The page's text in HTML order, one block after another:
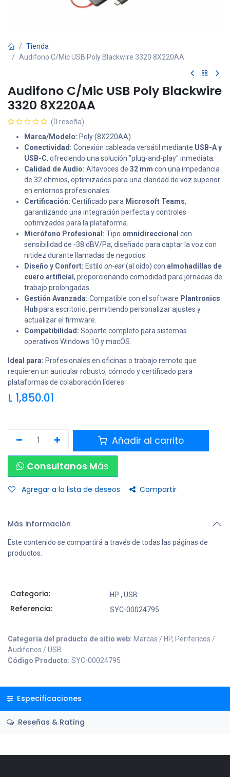
Tienda
Audifono C/Mic USB Poly Blackwire 3320 8X220AA
Audifono C/Mic USB Poly Blackwire
3320 8X220AA
(0 reseña)
Marca/Modelo: Poly (8X220AA).
Conectividad: Conexión cableada versátil mediante USB-A y
USB-C, ofreciendo una solución "plug-and-play" inmediata.
Calidad de Audio: Altavoces de 32 mm con una impedancia
de 32 ohmios, optimizados para una claridad de voz superior
en entornos profesionales.
Certificación: Certificado para Microsoft Teams,
garantizando una integración perfecta y controles
optimizados para la plataforma.
Micrófono Profesional: Tipo omnidireccional con
sensibilidad de -38 dBV/Pa, diseñado para captar la voz con
nitidez durante llamadas de negocios.
Diseño y Confort: Estilo on-ear(al oído) con almohadillas de
cuero artificial , proporcionando comodidad para jornadas de
trabajo prolongadas.
Gestión Avanzada: Compatible con el software Plantronics
Hubpara escritorio, permitiendo personalizar ajustes y
actualizar el firmware.
Compatibilidad: Soporte completo para sistemas
operativos Windows 10 y macOS.
Ideal para: Profesionales en oficinas o trabajo remoto que
requieren un auricular robusto, cómodo y certificado para
plataformas de colaboración líderes.
L 1,850.01
Añadir al carrito
Consultanos Más
Agregar a la lista de deseos Compartir
Más información
Este contenido se compartirá a través de todas las páginas de
productos.
Categoria: HP , USB
Referencia: SYC-00024795
Categoría del producto de sitio web: Marcas / HP, Perifericos /
Audifonos / USB
Código Producto: SYC-00024795
Especificaciones
Reseñas & Rating